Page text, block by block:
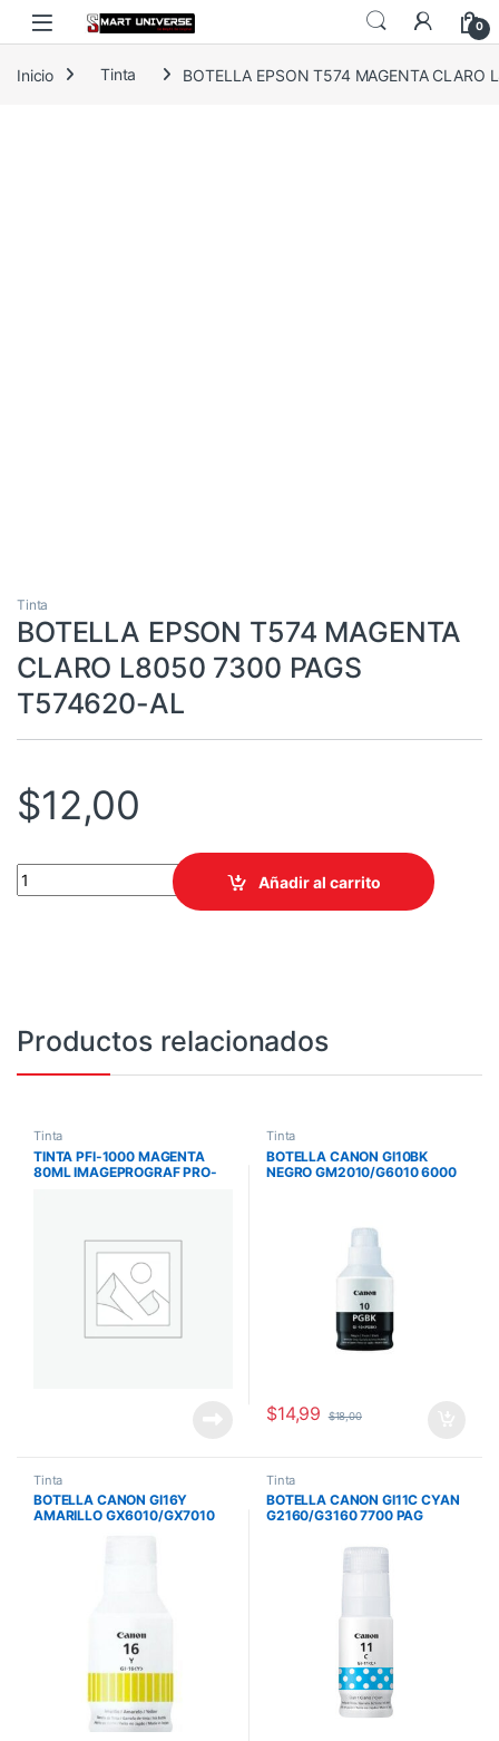
Skip to navigation
Skip to content
0
Inicio Tinta BOTELLA EPSON T574 MAGENTA
Tinta
BOTELLA EPSON T574 MAGENTA
CLARO L8050 7300 PAGS
T574620-AL
$12,00
BOTELLA EPSON T574 MAGENTA CLARO L8050 7300 PAGS
Añadir al carrito
Productos relacionados
Tinta
TINTA PFI-1000 MAGENTA
80ML IMAGEPROGRAF PRO-
Tinta
BOTELLA CANON GI10BK
NEGRO GM2010/G6010 6000
$14,99 $18,00
Tinta
BOTELLA CANON GI16Y
AMARILLO GX6010/GX7010
Tinta
BOTELLA CANON GI11C CYAN
G2160/G3160 7700 PAG